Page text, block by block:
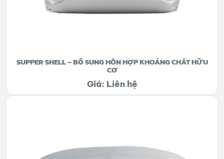
SUPPER SHELL – BỔ SUNG HỖN HỢP KHOÁNG CHẤT HỮU
CƠ
Giá: Liên hệ